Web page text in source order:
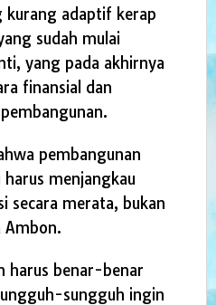
kurang adaptif kerap
sudah mulai
yang pada akhirnya
finansial dan
pembangunan
menjangkau
secara merata, bukan
Ambon.
harus benar-benar
sungguh ingin